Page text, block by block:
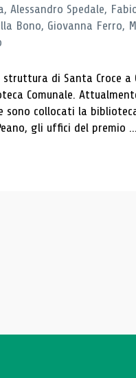
Alessandro Spedale,
Bono, Giovanna Ferro,
di Santa Croce a
Comunale.
collocati la
gli uffici del premio ...